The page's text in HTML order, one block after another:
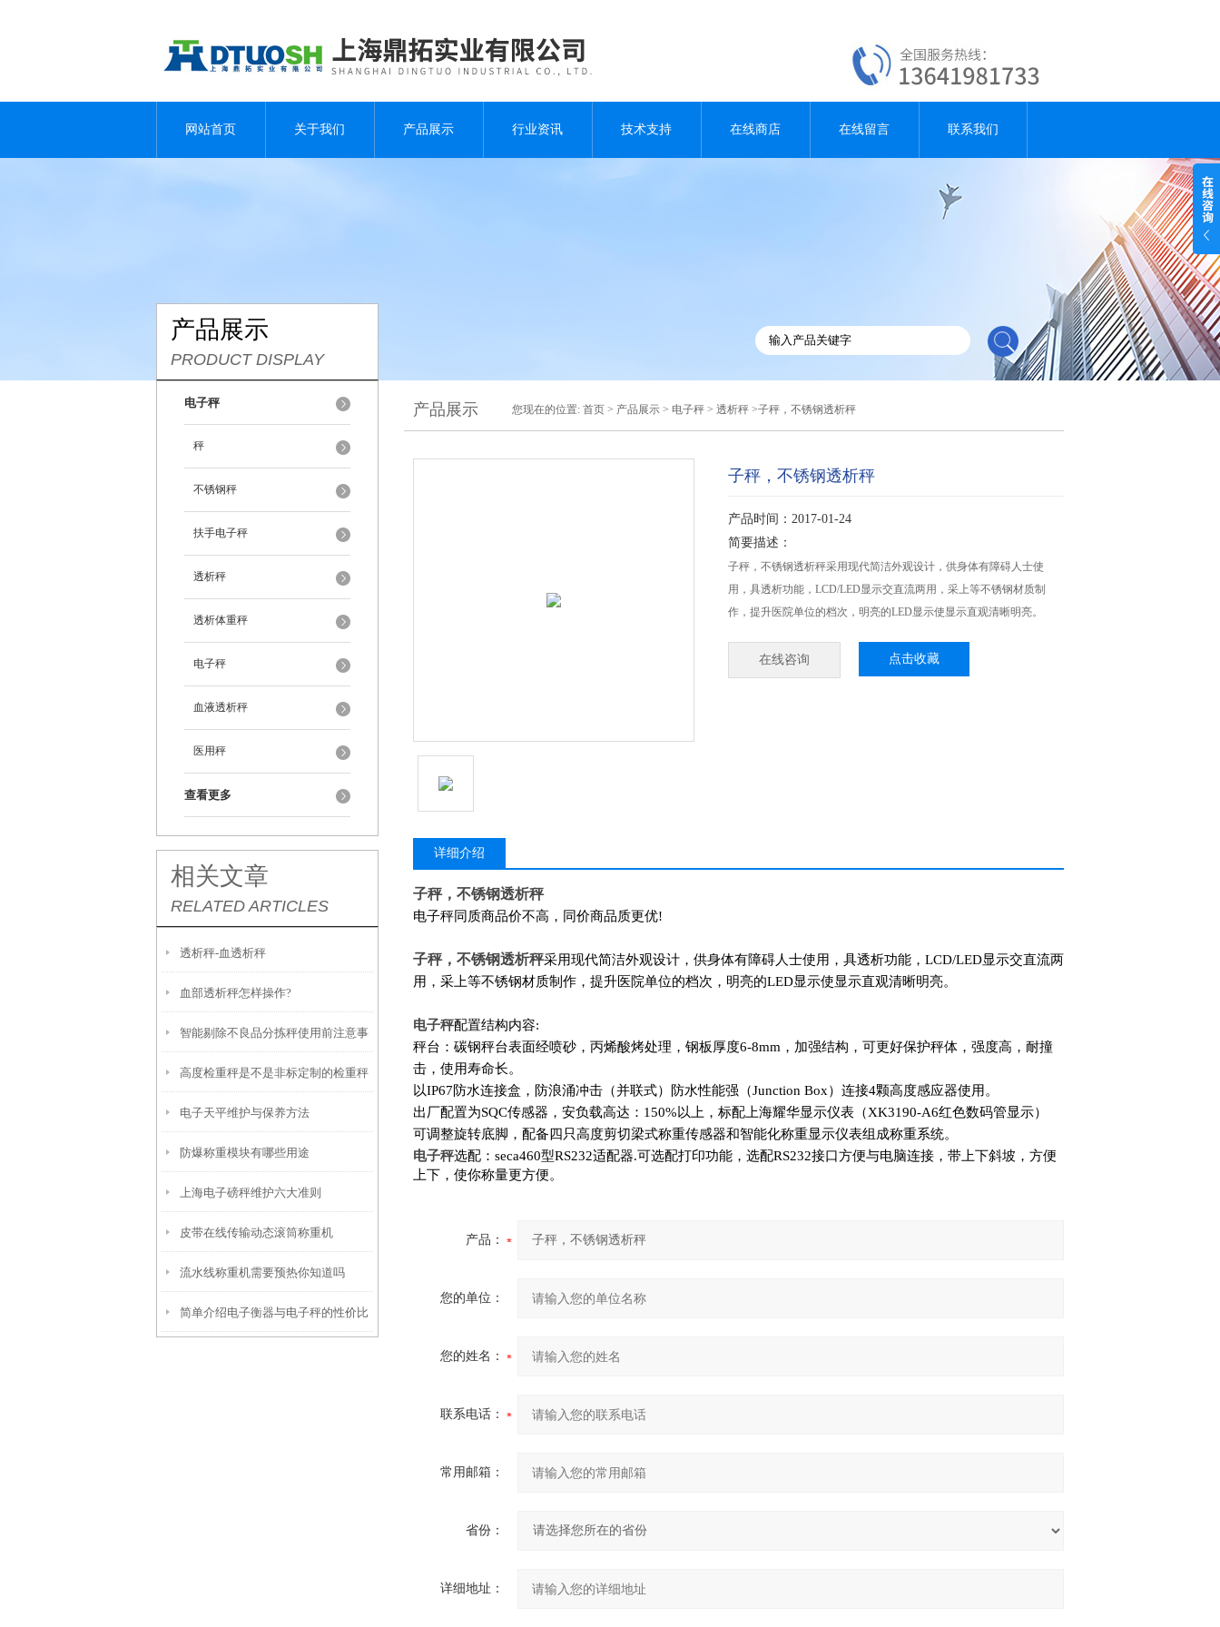
网站首页 关于我们 产品展示 行业资讯 技术支持 在线商店 在线留言 联系我们
产品展示
PRODUCT DISPLAY
电子秤
秤
不锈钢秤
扶手电子秤
透析秤
透析体重秤
电子秤
血液透析秤
医用秤
查看更多
相关文章
RELATED ARTICLES
透析秤-血透析秤
血部透析秤怎样操作?
智能剔除不良品分拣秤使用前注意事
项
高度检重秤是不是非标定制的检重秤
电子天平维护与保养方法
防爆称重模块有哪些用途
上海电子磅秤维护六大准则
​皮带在线传输动态滚筒称重机
流水线称重机需要预热你知道吗
简单介绍电子衡器与电子秤的性价比
产品展示 您现在的位置: 首页 > 产品展示 > 电子秤 > 透析秤 >子秤，不锈钢透析秤
子秤，不锈钢透析秤
产品时间：2017-01-24
简要描述：
子秤，不锈钢透析秤采用现代简洁外观设计，供身体有障碍人士使
用，具透析功能，LCD/LED显示交直流两用，采上等不锈钢材质制
作，提升医院单位的档次，明亮的LED显示使显示直观清晰明亮。
在线咨询 点击收藏
详细介绍
子秤，不锈钢透析秤
电子秤同质商品价不高，同价商品质更优!
子秤，不锈钢透析秤采用现代简洁外观设计，供身体有障碍人士使用，具透析功能，LCD/LED显示交直流两
用，采上等不锈钢材质制作，提升医院单位的档次，明亮的LED显示使显示直观清晰明亮。
电子秤配置结构内容:
秤台：碳钢秤台表面经喷砂，丙烯酸烤处理，钢板厚度6-8mm，加强结构，可更好保护秤体，强度高，耐撞
击，使用寿命长。
以IP67防水连接盒，防浪涌冲击（并联式）防水性能强（Junction Box）连接4颗高度感应器使用。
出厂配置为SQC传感器，安负载高达：150%以上，标配上海耀华显示仪表（XK3190-A6红色数码管显示）
可调整旋转底脚，配备四只高度剪切梁式称重传感器和智能化称重显示仪表组成称重系统。
电子秤选配：seca460型RS232适配器.可选配打印功能，选配RS232接口方便与电脑连接，带上下斜坡，方便
上下，使你称量更方便。
产品：
您的单位：
您的姓名：
联系电话：
常用邮箱：
省份：
详细地址：